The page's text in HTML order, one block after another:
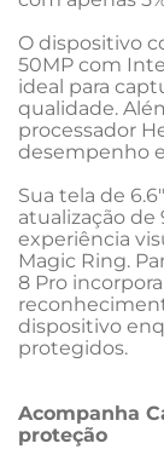
O dispositivo
50MP com
ideal para
qualidade.
processador
desempenho
Sua tela de
atualização
experiência
Magic Ring.
8 Pro
dispositivo
protegidos.
Acompanha
proteção